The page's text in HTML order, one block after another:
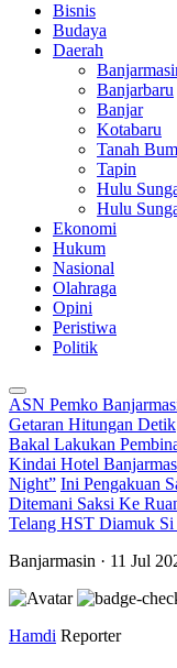
Bisnis
Budaya
Daerah
Banjarbaru
Banjar
Kotabaru
Tanah
Tapin
Hulu
Hulu
Ekonomi
Hukum
Nasional
Olahraga
Opini
Peristiwa
Politik
ASN Pemko
Getaran Hitungan Detik
Bakal Lakukan
Kindai Hotel
Night” Ini Pengakuan
Ditemani Saksi Ke
Telang HST Diamuk Si
Banjarmasin · 11 Jul
Hamdi Reporter